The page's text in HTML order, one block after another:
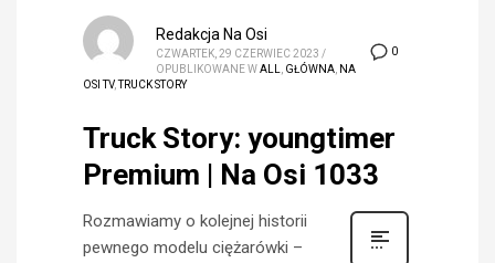
0
Redakcja Na Osi
CZWARTEK, 29 CZERWIEC 2023 /
OPUBLIKOWANE WALL GŁÓWNA NA
OSI TV,TRUCK STORY
Truck Story: youngtimer
Premium | Na Osi 1033
Rozmawiamy o kolejnej historii
pewnego modelu ciężarówki –